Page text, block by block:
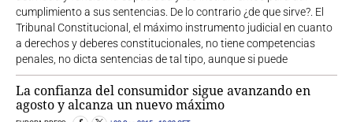
cumplimiento a sus sentencias. De lo contrario ¿de que sirve?. El
Tribunal Constitucional, el máximo instrumento judicial en cuanto
a derechos y deberes constitucionales, no tiene competencias
penales, no dicta sentencias de tal tipo, aunque si puede
La confianza del consumidor sigue avanzando en
agosto y alcanza un nuevo máximo